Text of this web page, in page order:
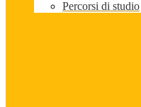
Percorsi di studio